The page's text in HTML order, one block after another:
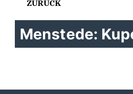
ZURÜCK
Menstede: